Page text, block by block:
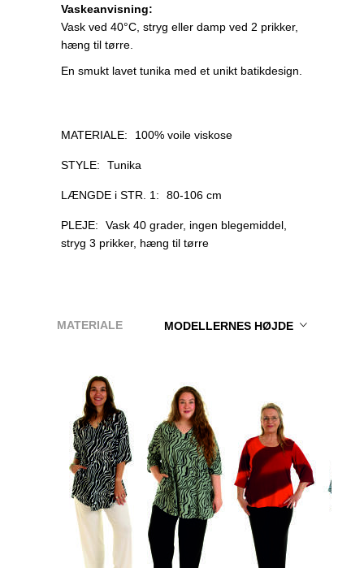
Vaskeanvisning:
Vask ved 40°C, stryg eller damp ved 2 prikker,
hæng til tørre.
En smukt lavet tunika med et unikt batikdesign.
MATERIALE: 100% voile viskose
STYLE: Tunika
LÆNGDE i STR. 1: 80-106 cm
PLEJE:
Vask 40 grader, ingen blegemiddel,
stryg 3 prikker, hæng til tørre
MODELLERNES HØJDE
MATERIALE